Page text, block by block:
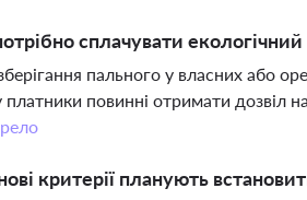
сплачувати
пального у власних або
повинні отримати дозвіл
критерії планують